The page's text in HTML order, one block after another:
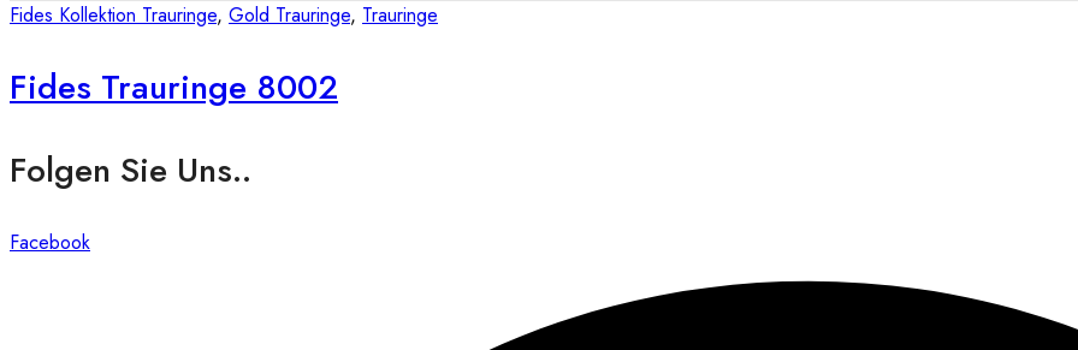
Fides Kollektion Trauringe, Gold Trauringe, Trauringe
Fides Trauringe 8002
Folgen Sie Uns..
Facebook